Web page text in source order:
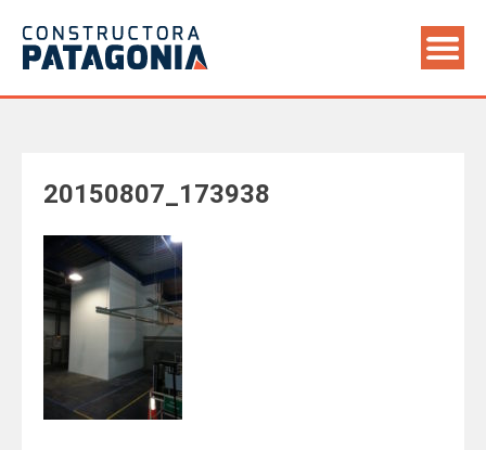
contenido
20150807_173938